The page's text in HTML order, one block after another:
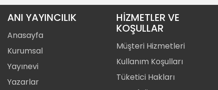
ANI YAYINCILIK
Anasayfa
Kurumsal
Yayınevi
Yazarlar
HİZMETLER VE
KOŞULLAR
Müşteri Hizmetleri
Kullanım Koşulları
Tüketici Hakları